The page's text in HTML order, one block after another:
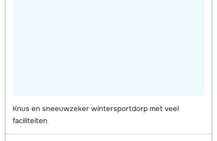
Knus en sneeuwzeker wintersportdorp met veel
faciliteiten